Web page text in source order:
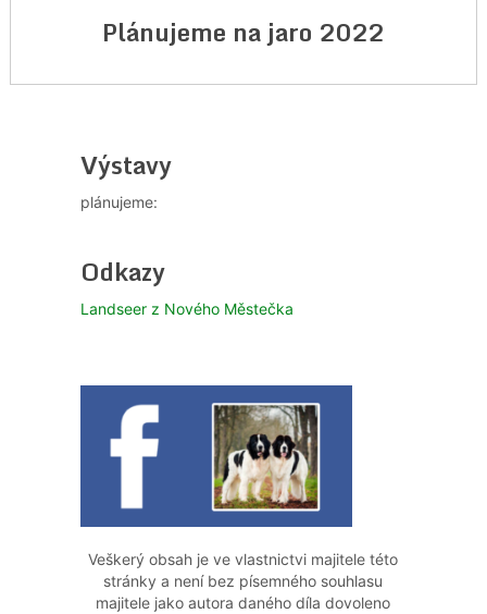
Plánujeme na jaro 2022
Výstavy
plánujeme:
Odkazy
Landseer z Nového Městečka
Veškerý obsah je ve vlastnictvi majitele této
stránky a není bez písemného souhlasu
majitele jako autora daného díla dovoleno